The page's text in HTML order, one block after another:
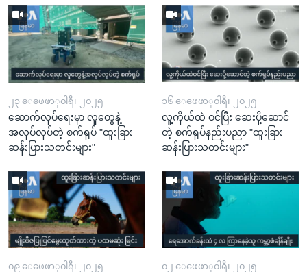
၂၃ ေဖေဖာ္၀ါရီ၊ ၂၀၂၅
ဆောက်လုပ်ရေးမှာ လူတွေနဲ့
အလုပ်လုပ်တဲ့ စက်ရုပ် "ထူးခြား
ဆန်းပြားသတင်းများ"
၁၆ ေဖေဖာ္၀ါရီ၊ ၂၀၂၅
လူ့ကိုယ်ထဲ ဝင်ပြီး ဆေးပို့ဆောင်
တဲ့ စက်ရုပ်နည်းပညာ "ထူးခြား
ဆန်းပြားသတင်းများ"
၀၉ ေဖေဖာ္၀ါရီ၊ ၂၀၂၅ ၀၂ ေဖေဖာ္၀ါရီ၊ ၂၀၂၅